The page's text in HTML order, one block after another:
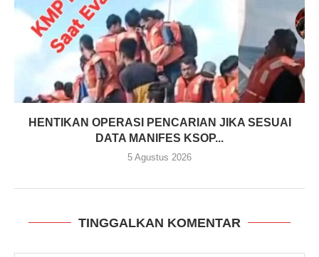
HENTIKAN OPERASI PENCARIAN JIKA SESUAI
DATA MANIFES KSOP...
5 Agustus 2026
TINGGALKAN KOMENTAR